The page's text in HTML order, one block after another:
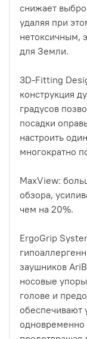
снижает
удаляя при
нетоксичным,
для Земли.
3D-Fitting
конструкция
градусов
посадки
настроить
многократно
MaxView:
обзора,
чем на 20%.
ErgoGrip
заушников
носовые
голове и
обеспечивают
одновременно